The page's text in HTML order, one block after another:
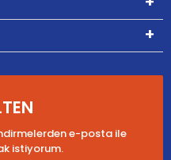
e-posta ile
istiyorum.